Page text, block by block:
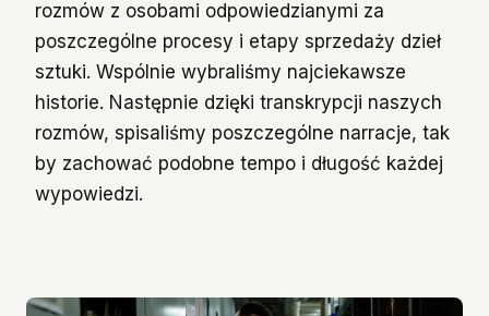
rozmów z osobami odpowiedzianymi za
poszczególne procesy i etapy sprzedaży dzieł
sztuki. Wspólnie wybraliśmy najciekawsze
historie. Następnie dzięki transkrypcji naszych
rozmów, spisaliśmy poszczególne narracje, tak
by zachować podobne tempo i długość każdej
wypowiedzi.